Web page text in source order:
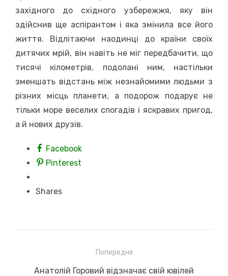
західного до східного узбережжя, яку він
здійснив ще аспірантом і яка змінила все його
життя. Відлітаючи наодинці до країни своїх
дитячих мрій, він навіть не міг передбачити, що
тисячі кілометрів, подолані ним, настільки
зменшать відстань між незнайомими людьми з
різних місць планети, а подорож подарує не
тільки море веселих спогадів і яскравих пригод,
а й нових друзів.
Facebook
Pinterest
Shares
записів
Попередня
Previous
Анатолій Горовий відзначає свій ювілей